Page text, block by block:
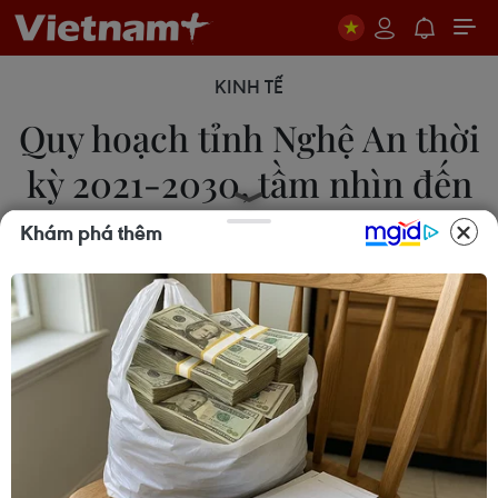
KINH TẾ
Quy hoạch tỉnh Nghệ An thời
kỳ 2021-2030, tầm nhìn đến
năm 2050
01/03/2024 00:56
Tầm nhìn đến năm 2050, Nghệ An là tỉnh phát
triển toàn diện, văn minh, hiện đại của cả nước và
mang đậm bản sắc văn hóa Việt Nam và xứ
Nghệ; là động lực phát triển quan trọng của khu
vực Bắc Trung Bộ.
Khám phá thêm